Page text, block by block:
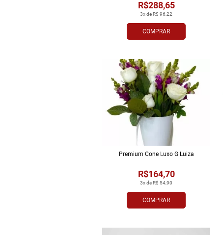
COMPRAR
3x de R$ 96,22
R$288,65
COMPRAR
3x de R$ 54,90
R$164,70
Premium Cone Luxo G Luiza